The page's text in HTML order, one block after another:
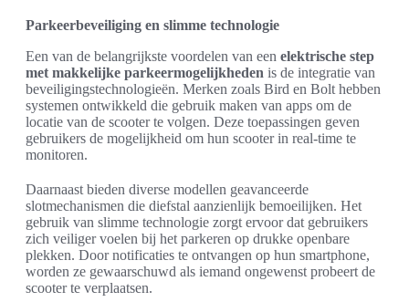
Parkeerbeveiliging en slimme technologie
Een van de belangrijkste voordelen van een elektrische step
met makkelijke parkeermogelijkheden is de integratie van
beveiligingstechnologieën. Merken zoals Bird en Bolt hebben
systemen ontwikkeld die gebruik maken van apps om de
locatie van de scooter te volgen. Deze toepassingen geven
gebruikers de mogelijkheid om hun scooter in real-time te
monitoren.
Daarnaast bieden diverse modellen geavanceerde
slotmechanismen die diefstal aanzienlijk bemoeilijken. Het
gebruik van slimme technologie zorgt ervoor dat gebruikers
zich veiliger voelen bij het parkeren op drukke openbare
plekken. Door notificaties te ontvangen op hun smartphone,
worden ze gewaarschuwd als iemand ongewenst probeert de
scooter te verplaatsen.